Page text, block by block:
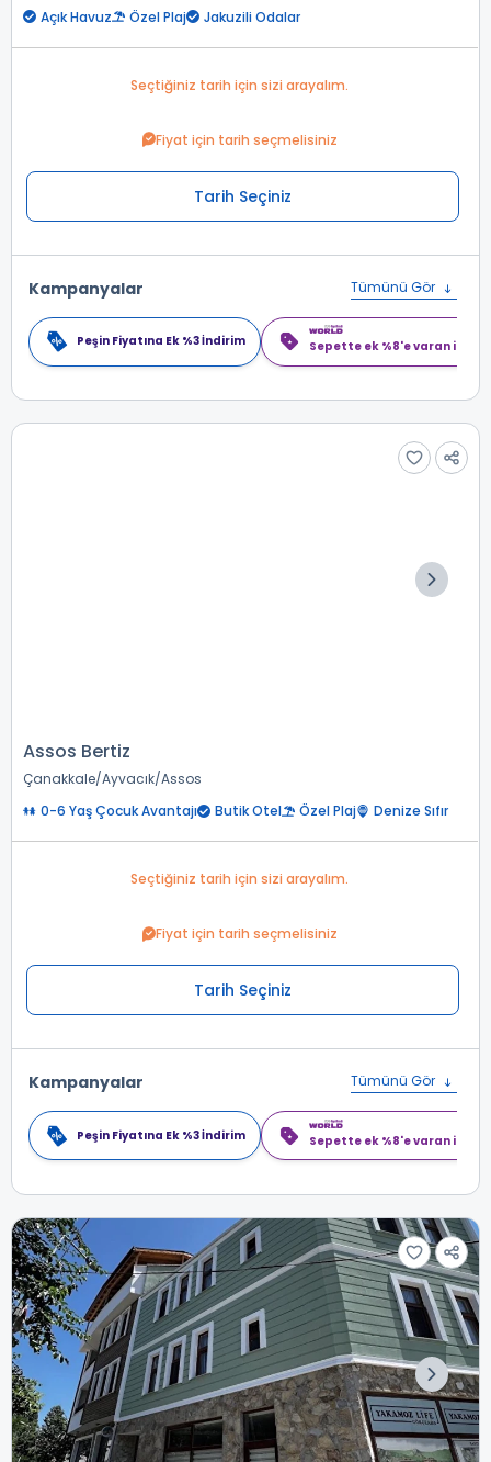
Açık Havuz
Özel Plaj Jakuzili Odalar
Seçtiğiniz tarih için sizi arayalım.
Fiyat için tarih seçmelisiniz
Tarih Seçiniz
Kampanyalar Tümünü Gör
Peşin Fiyatına Ek %3 İndirim Sepette ek %8'e varan
Assos Bertiz
Çanakkale Ayvacık Assos
0-6 Yaş Çocuk Avantajı
Butik Otel Özel Plaj Denize Sıfır
Seçtiğiniz tarih için sizi arayalım.
Fiyat için tarih seçmelisiniz
Tarih Seçiniz
Kampanyalar Tümünü Gör
Peşin Fiyatına Ek %3 İndirim Sepette ek %8'e varan